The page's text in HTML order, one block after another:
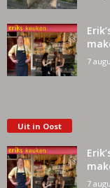
7
Uit in Oost
7